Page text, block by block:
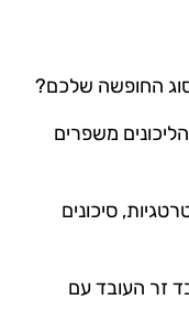
החופשה שלכם?
משפרים
סיכונים
זר העובד עם